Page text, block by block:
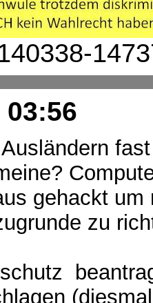
03:56
gehackt um
zu